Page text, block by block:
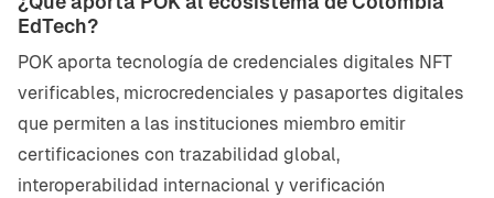
EdTech?
POK aporta tecnología de credenciales digitales NFT
verificables, microcredenciales y pasaportes digitales
que permiten a las instituciones miembro emitir
certificaciones con trazabilidad global,
interoperabilidad internacional y verificación